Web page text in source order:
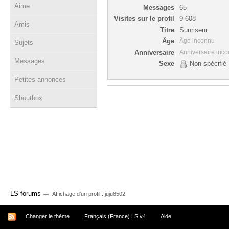
Aime
Amis
Sujets
Messages
Petites annonces
Shoutbox
Messages
65
Visites sur le profil
9 608
Titre
Sunriseur
Âge
Âge inconnu
Anniversaire Anniversaire
Sexe Non spécifié
LS forums → Affichage d'un profil : juju8502
Changer le thème Français (France) LS v4 Aide